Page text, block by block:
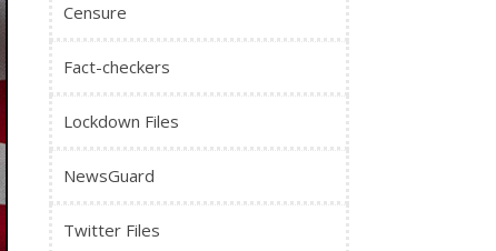
Censure
Fact-checkers
Lockdown Files
NewsGuard
Twitter Files